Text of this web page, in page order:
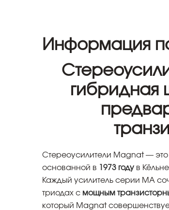
Информация
гибридная
Стереоусилители Magnat —
основанной в
1973 году в
Каждый усилитель серии MA
триодах с мощным
который Magnat